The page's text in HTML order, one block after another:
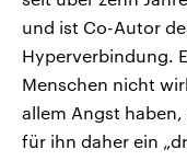
und ist Co-Autor
Hyperverbindung.
Menschen nicht
allem Angst
für ihn daher ein